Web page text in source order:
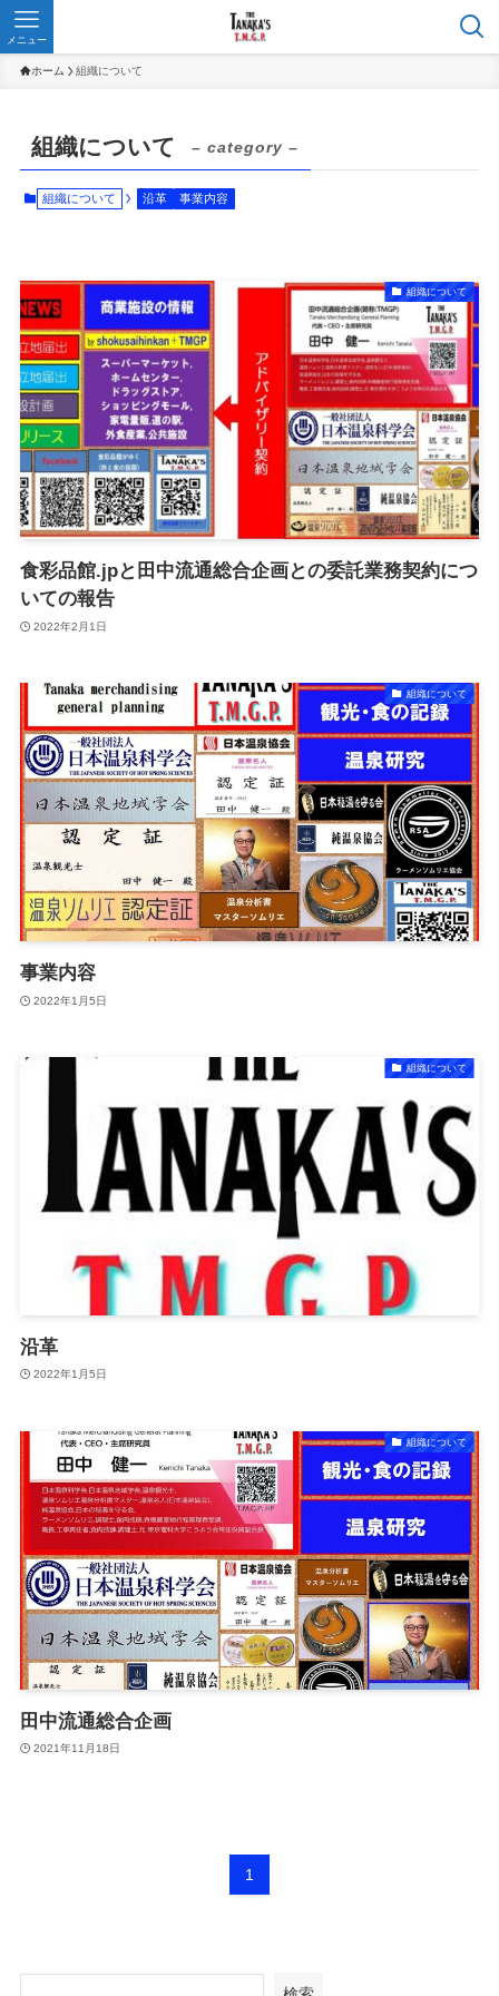
メニュー
ホーム 組織について
組織について – category –
組織について 沿革 事業内容
組織について
食彩品館.jpと田中流通総合企画との委託業務契約につ
いての報告
2022年2月1日
組織について
事業内容
2022年1月5日
組織について
沿革
2022年1月5日
組織について
田中流通総合企画
2021年11月18日
1